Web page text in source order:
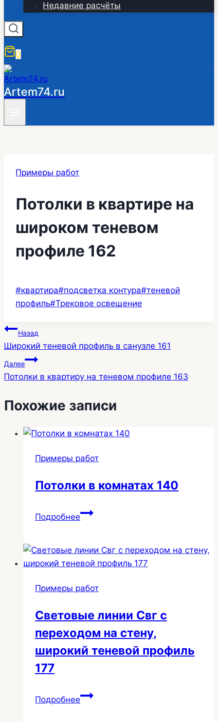
Недавние расчёты
0
Artem74.ru
Примеры работ
Потолки в квартире на
широком теневом
профиле 162
Метки
записи:
#квартира#подсветка контура#теневой
профиль#Трековое освещение
Навигация
по
записям
Назад
Широкий теневой профиль в санузле 161
Далее
Потолки в квартиру на теневом профиле 163
Похожие записи
Примеры работ
Потолки в комнатах 140
ПодробнееПотолки
140
Примеры работ
Световые линии Свг с
переходом на стену,
широкий теневой профиль
177
ПодробнееСветовые